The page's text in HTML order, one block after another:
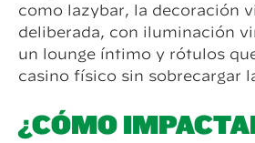
como lazybar, la decoración
deliberada, con iluminación
un lounge íntimo y rótulos
casino físico sin sobrecargar
¿CÓMO